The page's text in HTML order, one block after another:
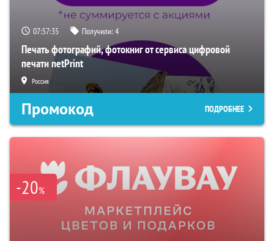
07:57:34 Получили:4
Печать фотографий, фотокниг от сервиса цифровой
печати netPrint
Россия
Промокод ПОДРОБНЕЕ
-20%